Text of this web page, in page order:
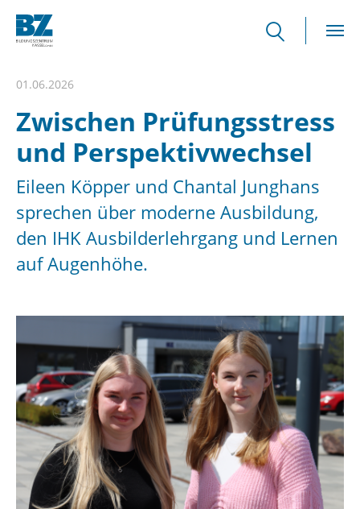
01.06.2026
Zwischen Prüfungsstress
und Perspektivwechsel
Eileen Köpper und Chantal Junghans
sprechen über moderne Ausbildung,
den IHK Ausbilderlehrgang und Lernen
auf Augenhöhe.